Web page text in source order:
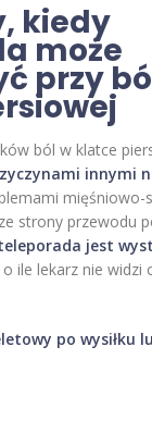
kiedy
może
przy
ból w klatce
innymi
mięśniowo-
strony przewodu
jest
o ile lekarz nie widzi
po wysiłku